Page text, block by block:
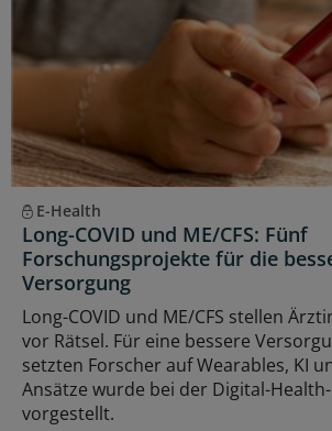
E-Health
Long-COVID und ME/CFS: Fünf
Forschungsprojekte für die
Versorgung
Long-COVID und ME/CFS stellen
vor Rätsel. Für eine bessere
setzten Forscher auf Wearables, KI
Ansätze wurde bei der Digital-
vorgestellt.